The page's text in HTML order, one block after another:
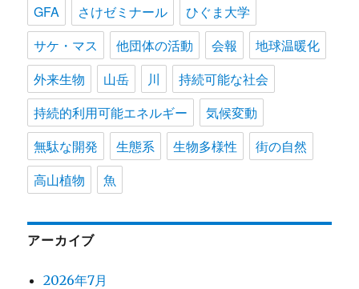
GFA さけゼミナール
ひぐま大学
サケ・マス
他団体の活動 会報
地球温暖化
外来生物
山岳 川
持続可能な社会
持続的利用可能エネルギー
気候変動
無駄な開発
生態系 生物多様性
街の自然
高山植物
魚
アーカイブ
2026年7月